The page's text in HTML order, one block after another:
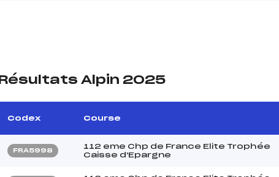
Résultats Alpin 2025
Codex Course
FRA5998
112 eme Chp de France Elite Trophée
Caisse d'Epargne